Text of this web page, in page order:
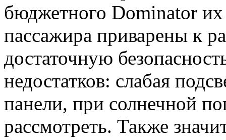
бюджетного Dominator
пассажира приварены к
достаточную
недостатков: слабая
панели, при солнечной
рассмотреть. Также